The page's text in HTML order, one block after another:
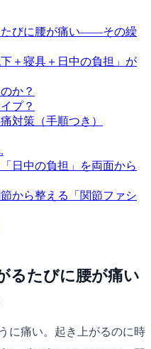
たびに腰が痛い——その繰
＋寝具＋日中の負担」が
か？
プ？
対策（手順つき）
日中の負担」を両面から
から整える「関節ファシ
るたびに腰が痛い
に痛い。起き上がるのに時